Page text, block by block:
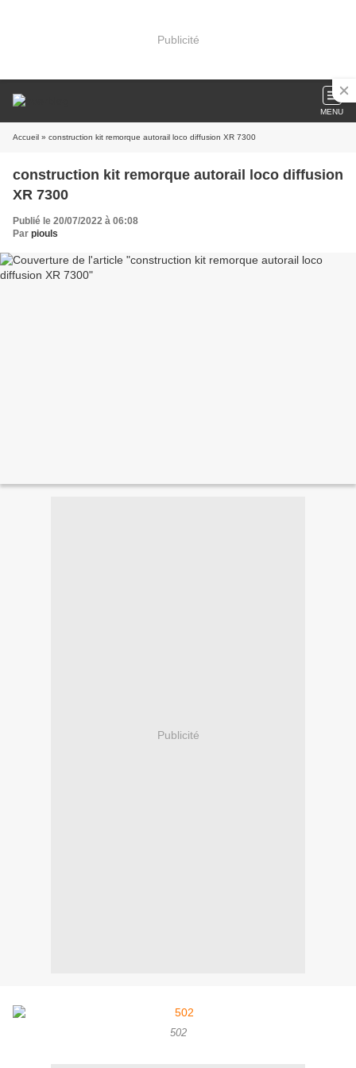
Publicité
MENU
Accueil » construction kit remorque autorail loco diffusion XR 7300
construction kit remorque autorail loco diffusion
XR 7300
Publié le 20/07/2022 à 06:08
Par piouls
Publicité
502